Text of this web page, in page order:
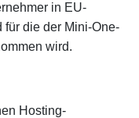
in EU-
für die der Mini-One-
wird.
Hosting-